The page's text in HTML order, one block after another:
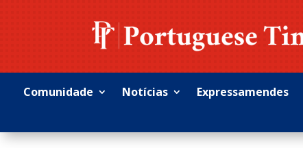
Comunidade Notícias Expressamendes